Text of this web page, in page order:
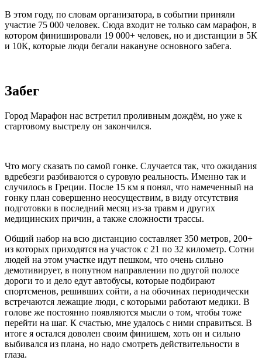
В этом году, по словам организатора, в событии приняли
участие 75 000 человек. Сюда входит не только сам марафон, в
котором финишировали 19 000+ человек, но и дистанции в 5К
и 10К, которые люди бегали накануне основного забега.
Забег
Город Марафон нас встретил проливным дождём, но уже к
стартовому выстрелу он закончился.
Что могу сказать по самой гонке. Случается так, что ожидания
вдребезги разбиваются о суровую реальность. Именно так и
случилось в Греции. После 15 км я понял, что намеченный на
гонку план совершенно неосуществим, в виду отсутствия
подготовки в последний месяц из-за травм и других
медицинских причин, а также сложности трассы.
Общий набор на всю дистанцию составляет 350 метров, 200+
из которых приходятся на участок с 21 по 32 километр. Сотни
людей на этом участке идут пешком, что очень сильно
демотивирует, в попутном направлении по другой полосе
дороги то и дело едут автобусы, которые подбирают
спортсменов, решивших сойти, а на обочинах периодически
встречаются лежащие люди, с которыми работают медики. В
голове же постоянно появляются мысли о том, чтобы тоже
перейти на шаг. К счастью, мне удалось с ними справиться. В
итоге я остался доволен своим финишем, хоть он и сильно
выбивался из плана, но надо смотреть действительности в
глаза.